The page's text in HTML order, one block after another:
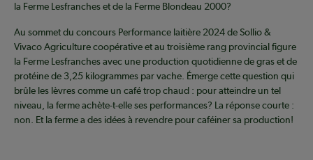
la Ferme Lesfranches et de la Ferme Blondeau 2000?
Au sommet du concours Performance laitière 2024 de Sollio &
Vivaco Agriculture coopérative et au troisième rang provincial figure
la Ferme Lesfranches avec une production quotidienne de gras et de
protéine de 3,25 kilogrammes par vache. Émerge cette question qui
brûle les lèvres comme un café trop chaud : pour atteindre un tel
niveau, la ferme achète-t-elle ses performances? La réponse courte :
non. Et la ferme a des idées à revendre pour caféiner sa production!